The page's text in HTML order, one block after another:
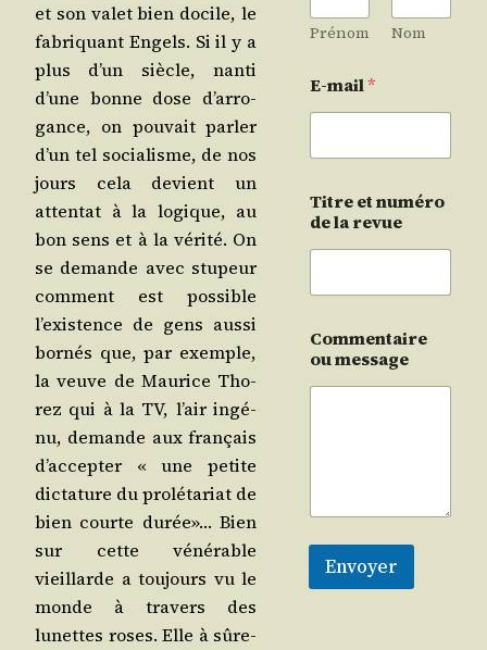
et son valet bien docile, le
fabri­quant Engels. Si il y a
plus d’un siècle, nan­ti
d’une bonne dose d’ar­ro­
gance, on pou­vait par­ler
d’un tel socia­lisme, de nos
jours cela devient un
atten­tat à la logique, au
bon sens et à la véri­té. On
se demande avec stu­peur
com­ment est pos­sible
l’exis­tence de gens aus­si
bor­nés que, par exemple,
la veuve de Mau­rice Tho­
rez qui à la TV, l’air ingé­
nu, demande aux fran­çais
d’ac­cep­ter « une petite
dic­ta­ture du pro­lé­ta­riat de
bien courte durée»… Bien
sur cette véné­rable
vieillarde a tou­jours vu le
monde à tra­vers des
lunettes roses. Elle à sûre­
Prénom Nom
E-mail*
Titre et numéro
de la revue
Commentaire
ou message
Envoyer